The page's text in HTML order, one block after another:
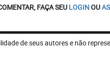
FAÇA SEU LOGINOU
de seus autores e não